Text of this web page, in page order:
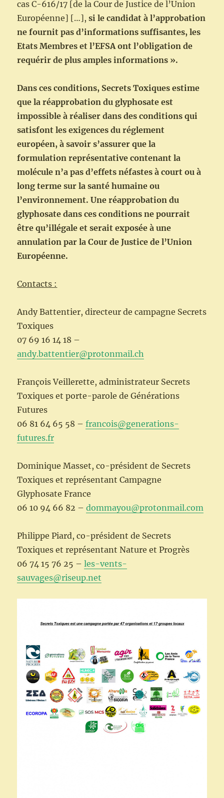
cas C-616/17 [de la Cour de Justice de l’Union
Européenne] […],si le candidat à l’approbation
ne fournit pas d’informations suffisantes, les
Etats Membres et l’EFSA ont l’obligation de
requérir de plus amples informations ».
Dans ces conditions, Secrets Toxiques estime
que la réapprobation du glyphosate est
impossible à réaliser dans des conditions qui
satisfont les exigences du réglement
européen, à savoir s’assurer que la
formulation représentative contenant la
molécule n’a pas d’effets néfastes à court ou à
long terme sur la santé humaine ou
l’environnement. Une réapprobation du
glyphosate dans ces conditions ne pourrait
être qu’illégale et serait exposée à une
annulation par la Cour de Justice de l’Union
Européenne.
Contacts :
Andy Battentier, directeur de campagne Secrets
Toxiques
07 69 16 14 18 –
andy.battentier@protonmail.ch
François Veillerette, administrateur Secrets
Toxiques et porte-parole de Générations
Futures
06 81 64 65 58 –francois@generations-
futures.fr
Dominique Masset, co-président de Secrets
Toxiques et représentant Campagne
Glyphosate France
06 10 94 66 82 –dommayou@protonmail.com
Philippe Piard, co-président de Secrets
Toxiques et représentant Nature et Progrès
06 74 15 76 25 –les-vents-
sauvages@riseup.net